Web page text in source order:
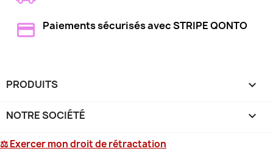
Paiements sécurisés avec STRIPE QONTO
PRODUITS 
NOTRE SOCIÉTÉ 
⚖ Exercer mon droit de rétractation